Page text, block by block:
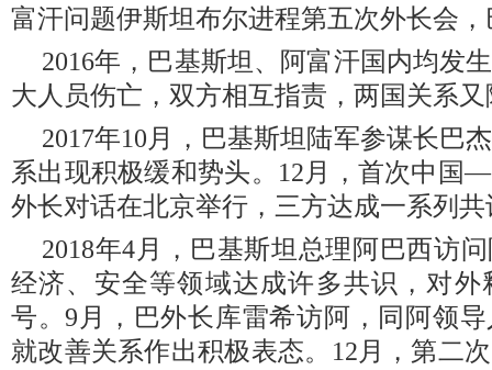
富汗问题伊斯坦布尔进程第五次外长会
2016年，巴基斯坦、阿富汗国内均发
大人员伤亡，双方相互指责，两国关系
2017年10月，巴基斯坦陆军参谋长巴
系出现积极缓和势头。12月，首次中
外长对话在北京举行，三方达成一系列
2018年4月，巴基斯坦总理阿巴西访
经济、安全等领域达成许多共识，对
号。9月，巴外长库雷希访阿，同阿领
就改善关系作出积极表态。12月，第